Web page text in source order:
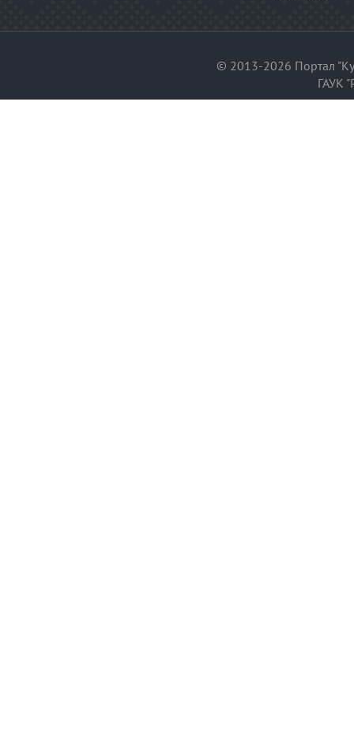
© 2013-2026 Портал
ГАУК